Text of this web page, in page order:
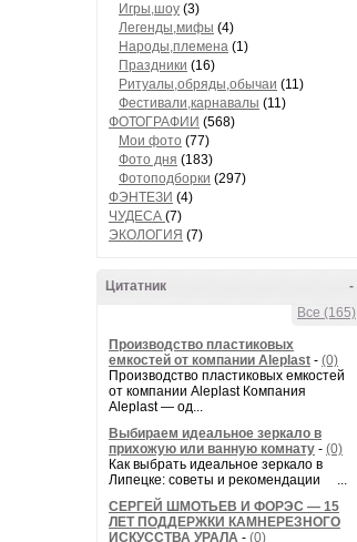
Игры,шоу (3)
Легенды,мифы (4)
Народы,племена (1)
Праздники (16)
Ритуалы,обряды,обычаи (11)
Фестивали,карнавалы (11)
ФОТОГРАФИИ (568)
Мои фото (77)
Фото дня (183)
Фотоподборки (297)
ФЭНТЕЗИ (4)
ЧУДЕСА (7)
ЭКОЛОГИЯ (7)
-
Цитатник
Все (165)
Производство пластиковых
емкостей от компании Aleplast - (0)
Производство пластиковых емкостей
от компании Aleplast Компания
Aleplast — од...
Выбираем идеальное зеркало в
прихожую или ванную комнату - (0)
Как выбрать идеальное зеркало в
Липецке: советы и рекомендации ...
СЕРГЕЙ ШМОТЬЕВ И ФОРЭС — 15
ЛЕТ ПОДДЕРЖКИ КАМНЕРЕЗНОГО
ИСКУССТВА УРАЛА - (0)